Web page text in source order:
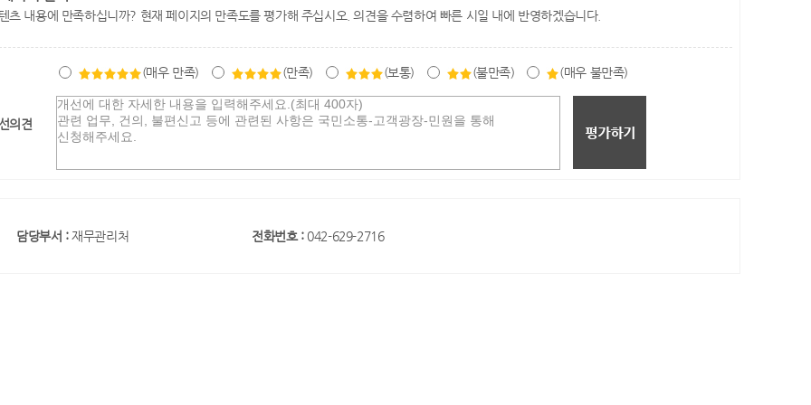
츠 내용에 만족하십니까? 현재 페이지의 만족도를 평가해 주십시오. 의견을 수렴하여 빠른 시일 내에 반영하겠습니다.
(매우 만족) (만족) (보통) (불만족) (매우 불만족)
의견
담당부서 :재무관리처 전화번호 : 042-629-2716